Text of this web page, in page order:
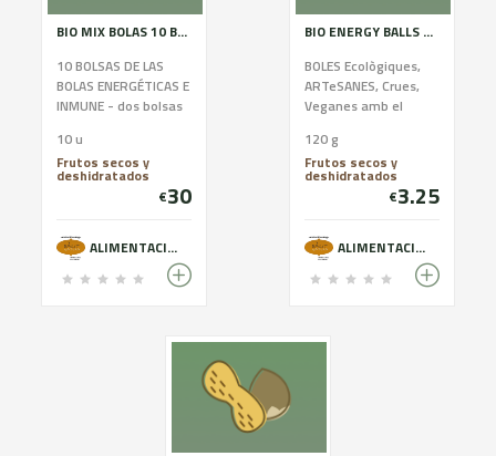
BIO MIX BOLAS 10 BOSSES
10 BOLSAS DE LAS
BOLAS ENERGÉTICAS E
INMUNE - dos bolsas
COCO-CACAO-
SÉSAMO-REMOLACHA
y las INMUNEBALLS
10 u
Frutos secos y
deshidratados
€30
ALIMENTACIÓ ECOLÒGICA
BIO ENERGY BALLS COCO 120G
BOLES Ecològiques,
ARTeSANES, Crues,
Veganes amb el
COCO
120 g
Frutos secos y
deshidratados
€3.25
ALIMENTACIÓ ECOLÒGICA